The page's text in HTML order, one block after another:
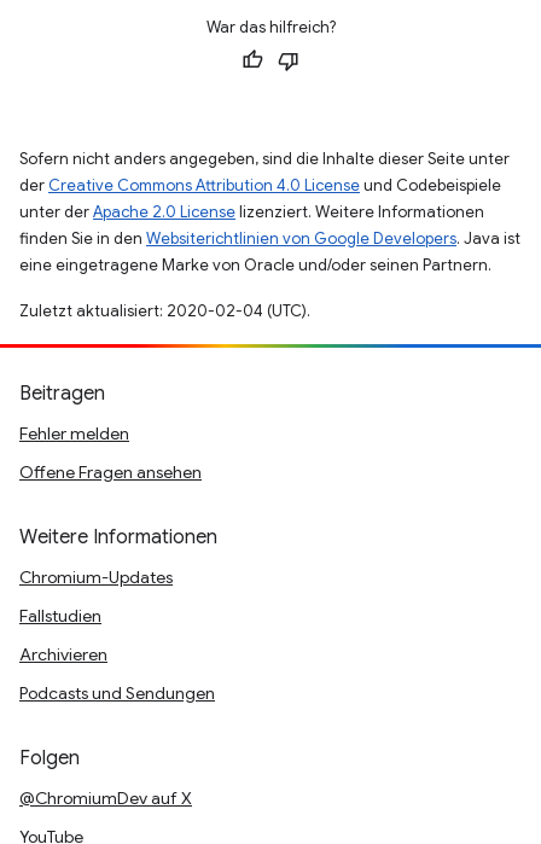
War das hilfreich?
Sofern nicht anders angegeben, sind die Inhalte dieser Seite unter
der Creative Commons Attribution 4.0 Licenseund Codebeispiele
unter derApache 2.0 Licenselizenziert. Weitere Informationen
finden Sie in den Websiterichtlinien von Google Developers. Java ist
eine eingetragene Marke von Oracle und/oder seinen Partnern.
Zuletzt aktualisiert: 2020-02-04 (UTC).
Beitragen
Fehler melden
Offene Fragen ansehen
Weitere Informationen
Chromium-Updates
Fallstudien
Archivieren
Podcasts und Sendungen
Folgen
@ChromiumDev auf X
YouTube